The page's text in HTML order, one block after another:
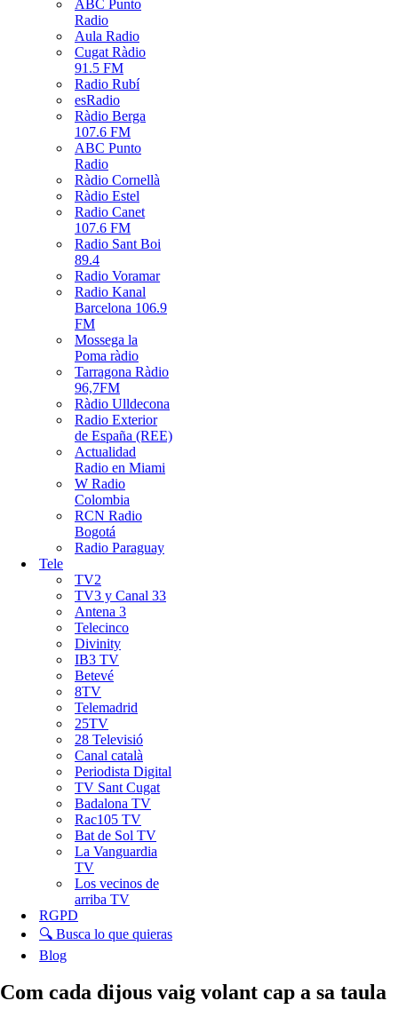
ABC Punto
Radio
Aula Radio
Cugat Ràdio
91.5 FM
Radio Rubí
esRadio
Ràdio Berga
107.6 FM
ABC Punto
Radio
Ràdio Cornellà
Ràdio Estel
Radio Canet
107.6 FM
Radio Sant Boi
89.4
Radio Voramar
Radio Kanal
Barcelona 106.9
FM
Mossega la
Poma ràdio
Tarragona Ràdio
96,7FM
Ràdio Ulldecona
Radio Exterior
de España (REE)
Actualidad
Radio en Miami
W Radio
Colombia
RCN Radio
Bogotá
Radio Paraguay
Tele
TV2
TV3 y Canal 33
Antena 3
Telecinco
Divinity
IB3 TV
Betevé
8TV
Telemadrid
25TV
28 Televisió
Canal català
Periodista Digital
TV Sant Cugat
Badalona TV
Rac105 TV
Bat de Sol TV
La Vanguardia
TV
Los vecinos de
arriba TV
RGPD
🔍 Busca lo que quieras
Blog
Com cada dijous vaig volant cap a sa taula